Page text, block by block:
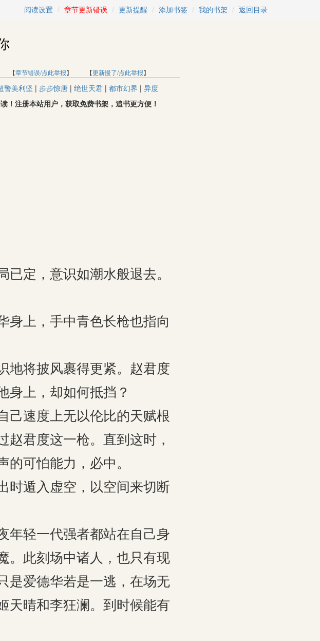
阅读设置 章节更新错误 更新提醒 添加书签 我的书架 返回目录
【章节错误/点此举报】 【更新慢了/点此举报】
警美利坚 | 步步惊唐 | 绝世天君 | 都市幻界 | 异度
注册本站用户，获取免费书架，追书更方便！
定，意识如潮水般退去。
身上，手中青色长枪也指向
地将披风裹得更紧。赵君度
身上，却如何抵挡？
己速度上无以伦比的天赋根
君度这一枪。直到这时，
可怕能力，必中。
时遁入虚空，以空间来切断
年轻一代强者都站在自己身
。此刻场中诸人，也只有现
是爱德华若是一逃，在场无
天晴和李狂澜。到时候能有